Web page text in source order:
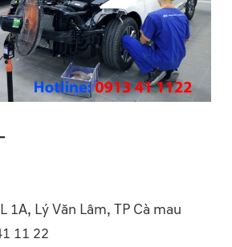
1A, Lý Văn Lâm, TP Cà mau
11 22